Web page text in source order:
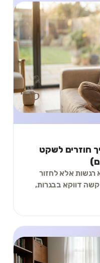
חוזרים לשקט
רגשות אלא לחזור
דווקא בבגרות,